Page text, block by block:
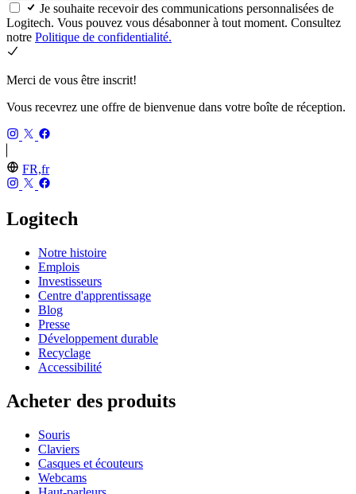
Je souhaite recevoir des communications personnalisées de
Logitech. Vous pouvez vous désabonner à tout moment. Consultez
notre Politique de confidentialité.
Merci de vous être inscrit!
Vous recevrez une offre de bienvenue dans votre boîte de réception.
FR,fr
Logitech
Notre histoire
Emplois
Investisseurs
Centre d'apprentissage
Blog
Presse
Développement durable
Recyclage
Accessibilité
Acheter des produits
Souris
Claviers
Casques et écouteurs
Webcams